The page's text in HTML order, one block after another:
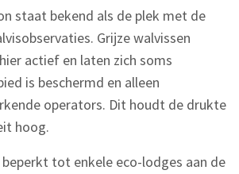
staat bekend als de plek met de
Grijze walvissen
actief en laten zich soms
is beschermd en alleen
operators. Dit houdt de drukte
hoog.
tot enkele eco-lodges aan de